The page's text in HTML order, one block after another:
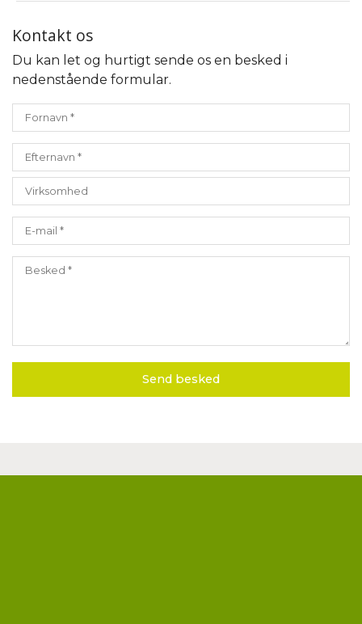
Kontakt os
Du kan let og hurtigt sende os en besked i
nedenstående formular.